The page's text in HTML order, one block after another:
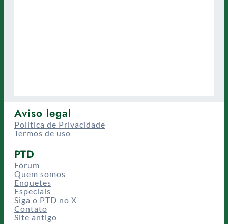
Aviso legal
Política de Privacidade
Termos de uso
PTD
Fórum
Quem somos
Enquetes
Especiais
Siga o PTD no X
Contato
Site antigo